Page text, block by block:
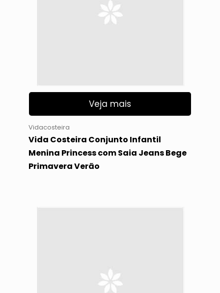
Veja mais
Vidacosteira
Vida Costeira Conjunto Infantil
Menina Princess com Saia Jeans Bege
Primavera Verão